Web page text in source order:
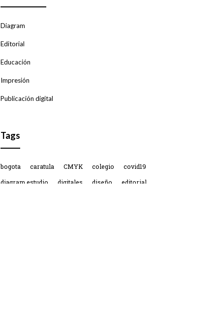
Diagram
Editorial
Educación
Impresión
Publicación digital
Tags
bogota caratula CMYK colegio
covid19
diagram estudio
digitales diseño
editorial